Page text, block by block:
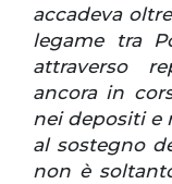
accadeva
legame tra
attraverso
ancora in
nei depositi e
al sostegno
non è